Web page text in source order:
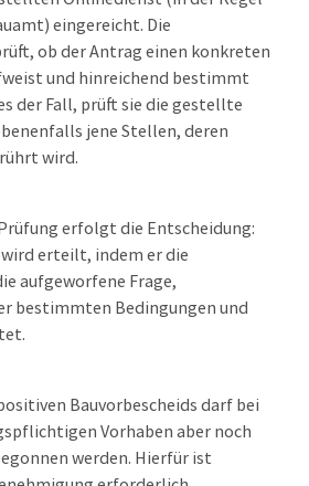
eingereicht. Die
ob der Antrag einen konkreten
und hinreichend bestimmt
der Fall, prüft sie die gestellte
jene Stellen, deren
wird.
erfolgt die Entscheidung:
wird erteilt, indem er die
aufgeworfene Frage,
bestimmten Bedingungen und
Bauvorbescheids darf bei
Vorhaben aber noch
werden. Hierfür ist